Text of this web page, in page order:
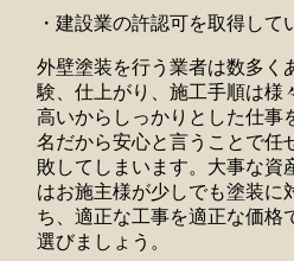
・建設業の許認可を取得して
外壁塗装を行う業者は数多く
験、仕上がり、施工手順は様
高いからしっかりとした仕事
名だから安心と言うことで任
敗してしまいます。大事な資
はお施主様が少しでも塗装に
ち、適正な工事を適正な価格
選びましょう。